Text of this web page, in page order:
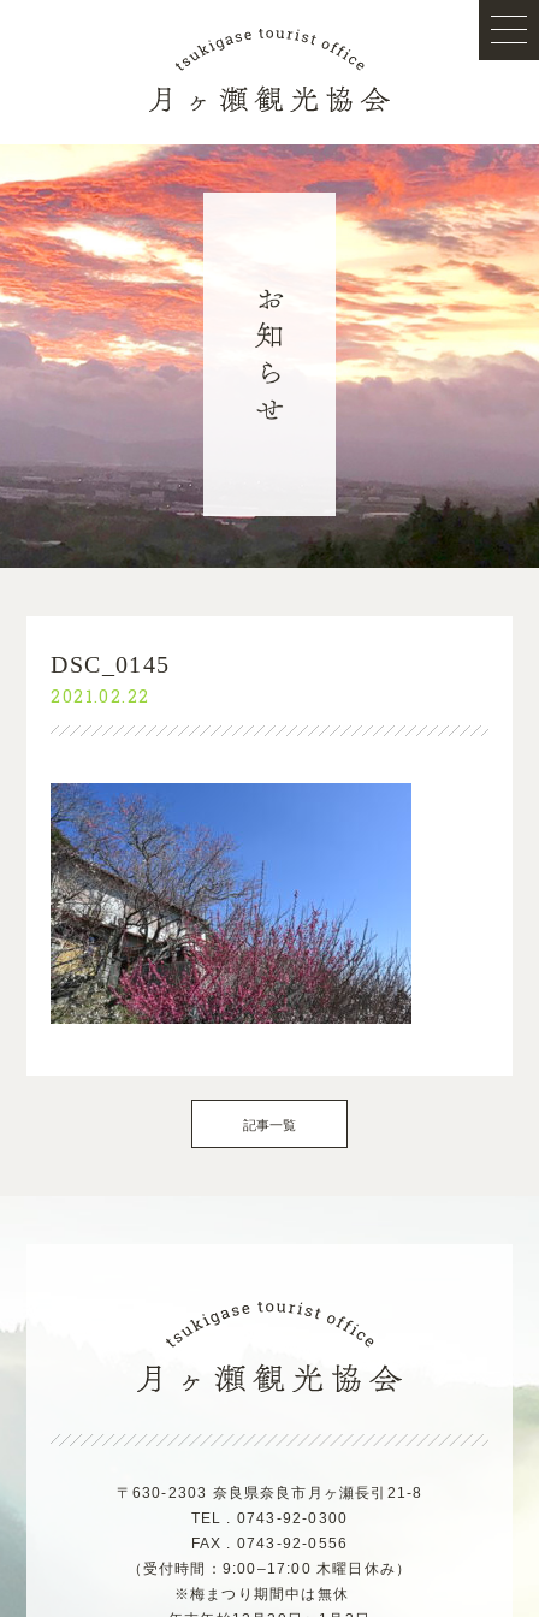
DSC_0145
2021.02.22
記事一覧
〒630-2303 奈良県奈良市月ヶ瀬長引21-8
TEL . 0743-92-0300
FAX . 0743-92-0556
（受付時間：9:00–17:00 木曜日休み）
※梅まつり期間中は無休